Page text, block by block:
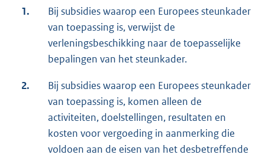
1.
Bij subsidies waarop een Europees steunkader
van toepassing is, verwijst de
verleningsbeschikking naar de toepasselijke
bepalingen van het steunkader.
2.
Bij subsidies waarop een Europees steunkader
van toepassing is, komen alleen de
activiteiten, doelstellingen, resultaten en
kosten voor vergoeding in aanmerking die
voldoen aan de eisen van het desbetreffende